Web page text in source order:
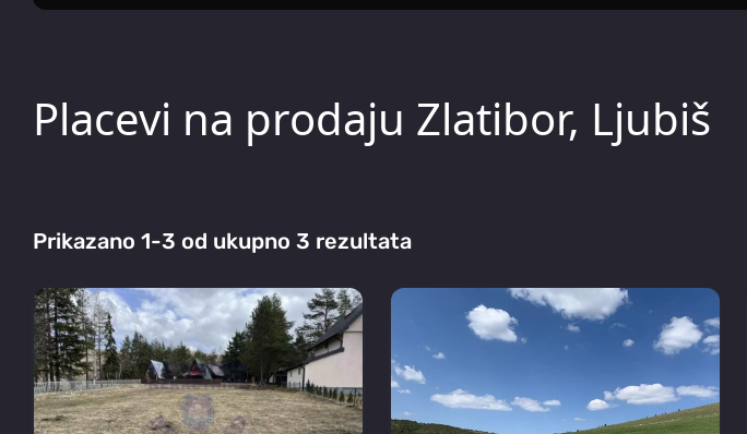
Placevi na prodaju Zlatibor, Ljubiš
Prikazano 1-3 od ukupno 3 rezultata